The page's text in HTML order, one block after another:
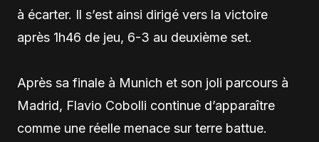
à écarter. Il s’est ainsi dirigé vers la victoire
après 1h46 de jeu, 6-3 au deuxième set.
Après sa finale à Munich et son joli parcours à
Madrid, Flavio Cobolli continue d’apparaître
comme une réelle menace sur terre battue.